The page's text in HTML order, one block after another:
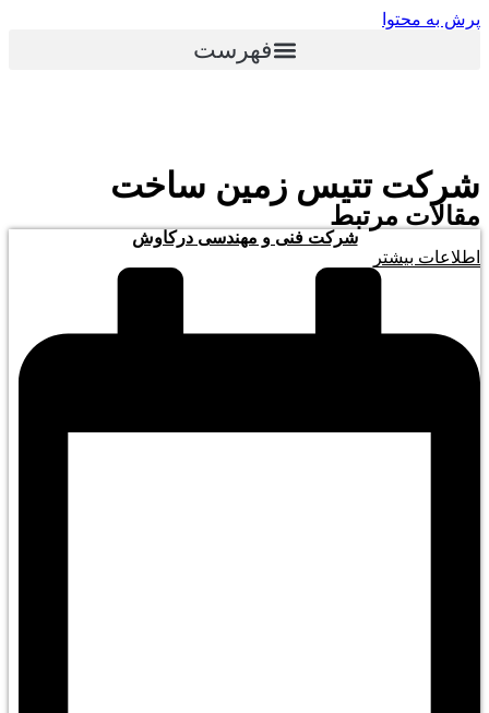
پرش به محتوا
فهرست
شرکت تتیس زمین ساخت
مقالات مرتبط
شرکت فنی و مهندسی درکاوش
اطلاعات بیشتر